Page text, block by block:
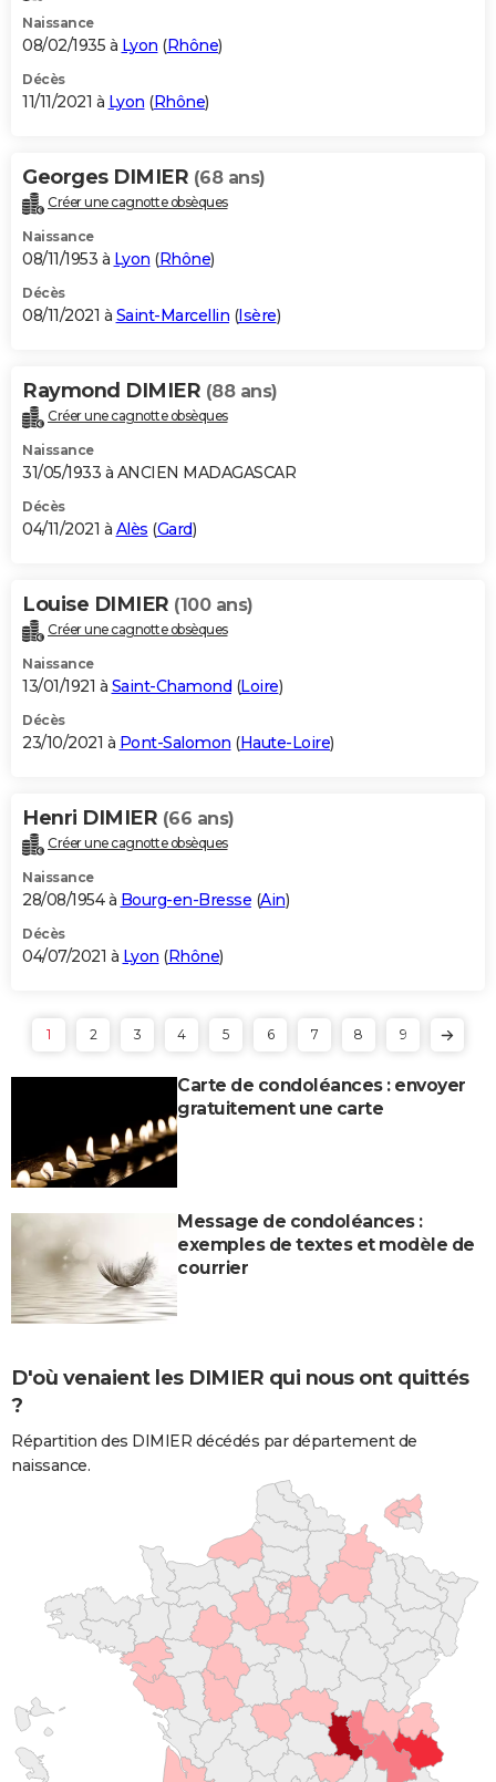
Naissance
08/02/1935 à Lyon (Rhône)
Décès
11/11/2021 à Lyon (Rhône)
Georges DIMIER (68 ans)
Créer une cagnotte obsèques
Naissance
08/11/1953 à Lyon (Rhône)
Décès
08/11/2021 à Saint-Marcellin (Isère)
Raymond DIMIER (88 ans)
Créer une cagnotte obsèques
Naissance
31/05/1933 à ANCIEN MADAGASCAR
Décès
04/11/2021 à Alès (Gard)
Louise DIMIER (100 ans)
Créer une cagnotte obsèques
Naissance
13/01/1921 à Saint-Chamond (Loire)
Décès
23/10/2021 à Pont-Salomon (Haute-Loire)
Henri DIMIER (66 ans)
Créer une cagnotte obsèques
Naissance
28/08/1954 à Bourg-en-Bresse (Ain)
Décès
04/07/2021 à Lyon (Rhône)
1 2 3 4 5 6 7 8 9
Carte de condoléances : envoyer
gratuitement une carte
Message de condoléances :
exemples de textes et modèle de
courrier
D'où venaient les DIMIER qui nous ont quittés
?
Répartition des DIMIER décédés par département de
naissance.